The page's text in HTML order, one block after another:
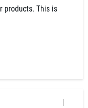
products. This is